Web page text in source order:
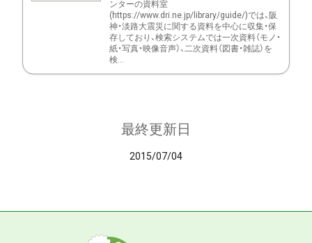
ンターの資料室
(https://www.dri.ne.jp/library/guide/)では、阪
神・淡路大震災に関する資料を中心に収集・保
存しており、検索システムでは一次資料（モノ・
紙・写真・映像音声）、二次資料（図書・雑誌）を
検...
最終更新日
2015/07/04